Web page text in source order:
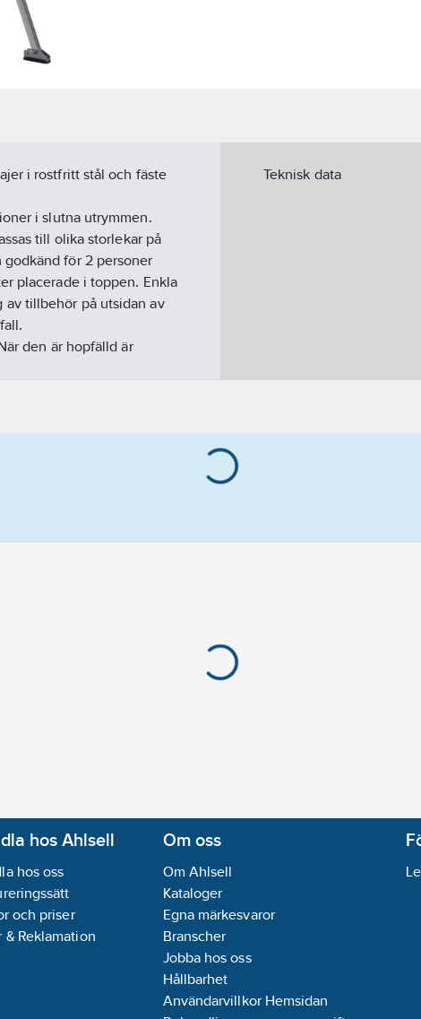
i rostfritt stål och fäste
i slutna utrymmen.
till olika storlekar på
godkänd för 2 personer
placerade i toppen. Enkla
av tillbehör på utsidan av
den är hopfälld är
fäste kärnan i ett
(Vinsch ingår EJ i
Teknisk data
hos Ahlsell
hos oss
och priser
& Reklamation
Om oss
Om Ahlsell
Kataloger
Egna märkesvaror
Branscher
Jobba hos oss
Hållbarhet
Användarvillkor Hemsidan